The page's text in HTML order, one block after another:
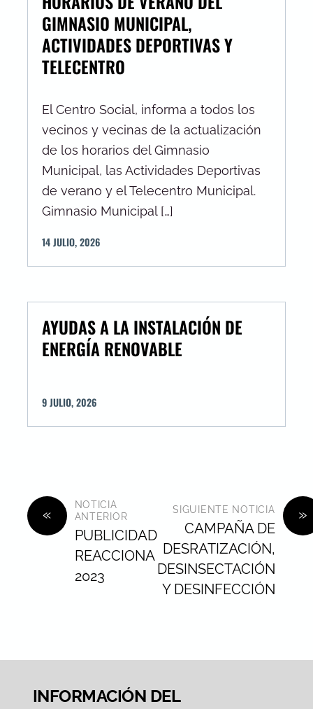
GIMNASIO MUNICIPAL,
ACTIVIDADES DEPORTIVAS Y
TELECENTRO
El Centro Social, informa a todos los
vecinos y vecinas de la actualización
de los horarios del Gimnasio
Municipal, las Actividades Deportivas
de verano y el Telecentro Municipal.
Gimnasio Municipal […]
14 JULIO,2026
AYUDAS A LA INSTALACIÓN DE
ENERGÍA RENOVABLE
9 JULIO,2026
«
NOTICIA
ANTERIOR
PUBLICIDAD
REACCIONA
2023
»
SIGUIENTE NOTICIA
CAMPAÑA DE
DESRATIZACIÓN,
DESINSECTACIÓN
Y DESINFECCIÓN
INFORMACIÓN DEL